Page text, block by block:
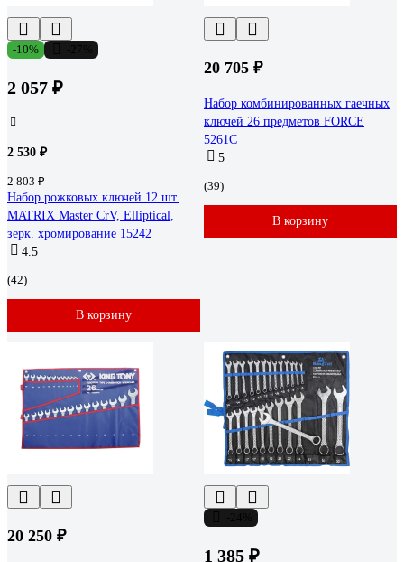
-10%
2 057 ₽
2 530 ₽
2 803 ₽
Набор рожковых ключей 12 шт.
MATRIX Master CrV, Elliptical,
зерк. хромирование 15242
4.5
(42)
В корзину
20 705 ₽
Набор комбинированных гаечных
ключей 26 предметов FORCE
5261C
5
(39)
В корзину
20 250 ₽
1 385 ₽